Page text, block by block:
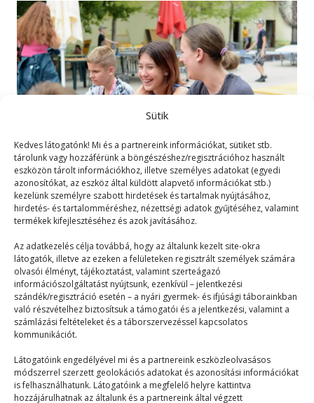
Sütik
Kedves látogatónk! Mi és a partnereink információkat, sütiket stb.
tárolunk vagy hozzáférünk a böngészéshez/regisztrációhoz használt
eszközön tárolt információkhoz, illetve személyes adatokat (egyedi
azonosítókat, az eszköz által küldött alapvető információkat stb.)
kezelünk személyre szabott hirdetések és tartalmak nyújtásához,
hirdetés- és tartalomméréshez, nézettségi adatok gyűjtéséhez, valamint
termékek kifejlesztéséhez és azok javításához.
Az adatkezelés célja továbbá, hogy az általunk kezelt site-okra
látogatók, illetve az ezeken a felületeken regisztrált személyek számára
olvasói élményt, tájékoztatást, valamint szerteágazó
információszolgáltatást nyújtsunk, ezenkívül – jelentkezési
szándék/regisztráció esetén – a nyári gyermek- és ifjúsági táborainkban
való részvételhez biztosítsuk a támogatói és a jelentkezési, valamint a
számlázási feltételeket és a táborszervezéssel kapcsolatos
kommunikációt.
Látogatóink engedélyével mi és a partnereink eszközleolvasásos
módszerrel szerzett geolokációs adatokat és azonosítási információkat
is felhasználhatunk. Látogatóink a megfelelő helyre kattintva
hozzájárulhatnak az általunk és a partnereink által végzett
Luxo Jr. – A Pixar lámpája
kitálal
Terefere
2023. 06. 19.
Heteken át telefonálgatnom kellett, hogy elérjem a
valaha élt talán legidősebb animációs figurát egy
interjú…